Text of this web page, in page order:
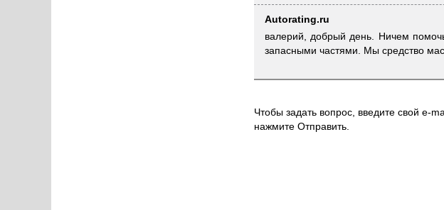
Autorating.ru
валерий, добрый день. Ничем
запасными частями. Мы средство
Чтобы задать вопрос, введите свой e-
нажмите Отправить.